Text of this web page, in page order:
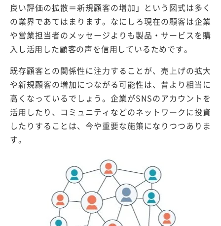
良い評価の拡散＝新規顧客の増加」という図式は多く
の業界であてはまります。なにしろ現在の顧客は企業
や営業担当者のメッセージよりも製品・サービスを購
入し活用した顧客の声を信用しているためです。
既存顧客との関係性に注力することが、売上げの拡大
や新規顧客の増加につながる可能性は、昔より相当に
高くなっているでしょう。企業がSNSのアカウントを
活用したり、コミュニティなどのネットワークに投資
したりすることは、今や重要な施策になりつつありま
す。